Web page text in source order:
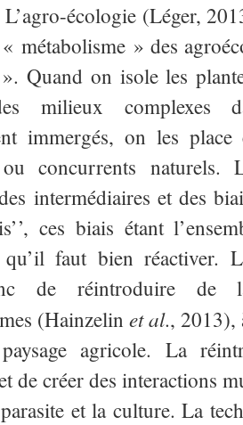
écologie (Léger,
métabolisme » des
Quand on isole les
milieux complexes
immergés, on les
ou concurrents
intermédiaires et des
ces biais étant
qu’il faut bien réactiver.
de réintroduire de
(Hainzelin et al., 2013),
agricole. La
de créer des interactions
et la culture. La